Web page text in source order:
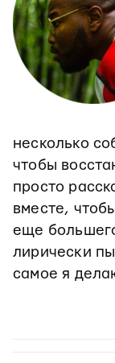
несколько
чтобы
просто
вместе,
еще
лирически
самое я